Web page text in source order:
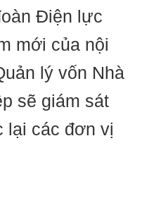
Điện lực
mới của nội
lý vốn Nhà
sẽ giám sát
lại các đơn vị